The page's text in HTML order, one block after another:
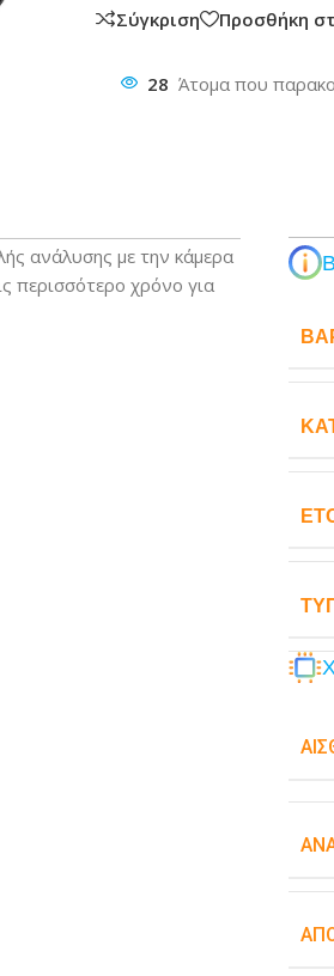
Σύγκριση
Προσθήκη
28 Άτομα που
ανάλυσης με την κάμερα
περισσότερο χρόνο για